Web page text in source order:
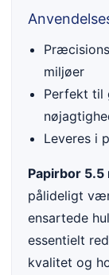
miljøer
Perfekt til
Leveres i
Papirbor 5.5
pålideligt
ensartede
essentielt
kvalitet og